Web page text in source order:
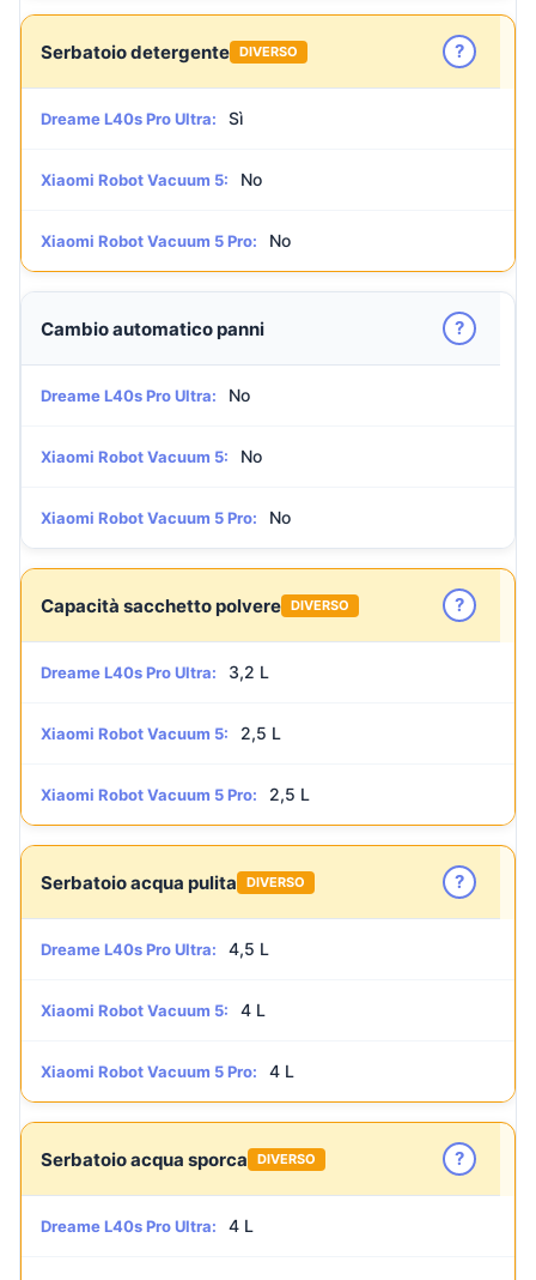
Serbatoio detergente DIVERSO ?
Dreame L40s Pro Ultra: Sì
Xiaomi Robot Vacuum 5: No
Xiaomi Robot Vacuum 5 Pro: No
Cambio automatico panni ?
Dreame L40s Pro Ultra: No
Xiaomi Robot Vacuum 5: No
Xiaomi Robot Vacuum 5 Pro: No
Capacità sacchetto polvere DIVERSO ?
Dreame L40s Pro Ultra: 3,2 L
Xiaomi Robot Vacuum 5: 2,5 L
Xiaomi Robot Vacuum 5 Pro: 2,5 L
Serbatoio acqua pulita DIVERSO ?
Dreame L40s Pro Ultra: 4,5 L
Xiaomi Robot Vacuum 5: 4 L
Xiaomi Robot Vacuum 5 Pro: 4 L
Serbatoio acqua sporca DIVERSO ?
Dreame L40s Pro Ultra: 4 L